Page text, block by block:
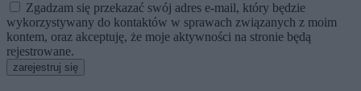
Zgadzam się przekazać swój adres e-mail, który będzie
wykorzystywany do kontaktów w sprawach związanych z moim
kontem, oraz akceptuję, że moje aktywności na stronie będą
rejestrowane.
zarejestruj się